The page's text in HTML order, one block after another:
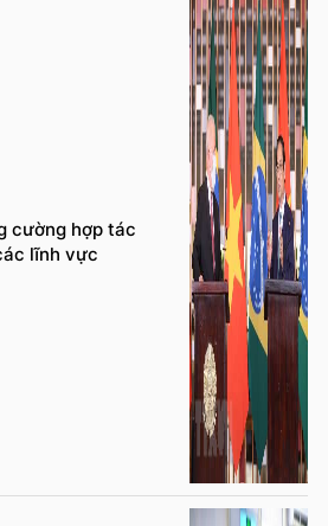
cường hợp tác
lĩnh vực